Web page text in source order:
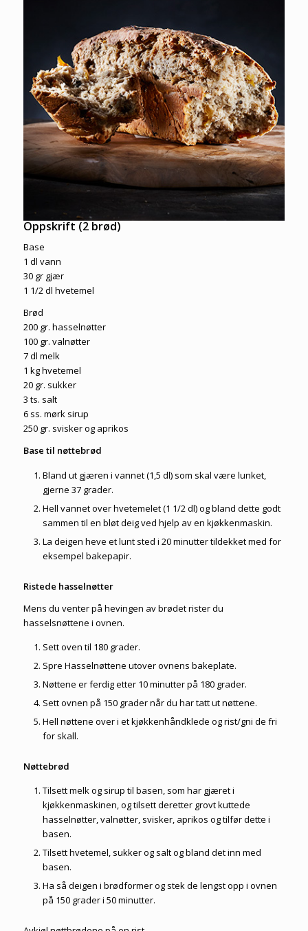
Oppskrift (2 brød)
Base
1 dl vann
30 gr gjær
1 1/2 dl hvetemel
Brød
200 gr. hasselnøtter
100 gr. valnøtter
7 dl melk
1 kg hvetemel
20 gr. sukker
3 ts. salt
6 ss. mørk sirup
250 gr. svisker og aprikos
Base til nøttebrød
Bland ut gjæren i vannet (1,5 dl) som skal være lunket,
gjerne 37 grader.
Hell vannet over hvetemelet (1 1/2 dl) og bland dette godt
sammen til en bløt deig ved hjelp av en kjøkkenmaskin.
La deigen heve et lunt sted i 20 minutter tildekket med for
eksempel bakepapir.
Ristede hasselnøtter
Mens du venter på hevingen av brødet rister du
hasselsnøttene i ovnen.
Sett oven til 180 grader.
Spre Hasselnøttene utover ovnens bakeplate.
Nøttene er ferdig etter 10 minutter på 180 grader.
Sett ovnen på 150 grader når du har tatt ut nøttene.
Hell nøttene over i et kjøkkenhåndklede og rist/gni de fri
for skall.
Nøttebrød
Tilsett melk og sirup til basen, som har gjæret i
kjøkkenmaskinen, og tilsett deretter grovt kuttede
hasselnøtter, valnøtter, svisker, aprikos og tilfør dette i
basen.
Tilsett hvetemel, sukker og salt og bland det inn med
basen.
Ha så deigen i brødformer og stek de lengst opp i ovnen
på 150 grader i 50 minutter.